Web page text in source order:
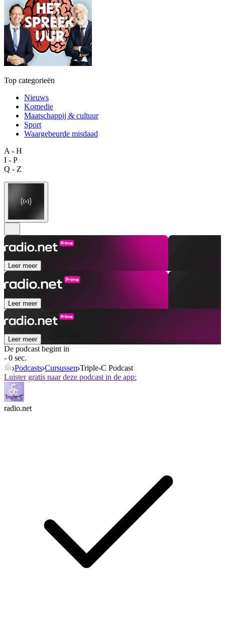
Top categorieën
Nieuws
Komedie
Maatschappij & cultuur
Sport
Waargebeurde misdaad
A - H
I - P
Q - Z
Leer meer
Leer meer
Leer meer
De podcast begint in
- 0 sec.
Podcasts Cursussen Triple-C Podcast
Luister gratis naar deze podcast in de app:
radio.net